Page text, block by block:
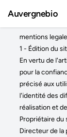
Auvergnebio
mentions
1 - Édition du
En vertu de
pour la
précisé aux
l'identité des
réalisation et
Propriétaire du
Directeur de la